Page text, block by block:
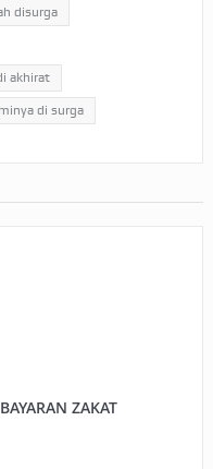
disurga
akhirat
di surga
ZAKAT